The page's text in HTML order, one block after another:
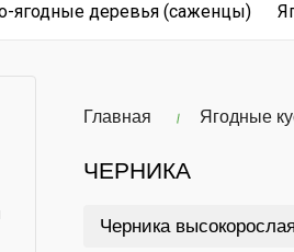
ягодные деревья (саженцы)
Главная Ягодные
ЧЕРНИКА
Черника высокорослая